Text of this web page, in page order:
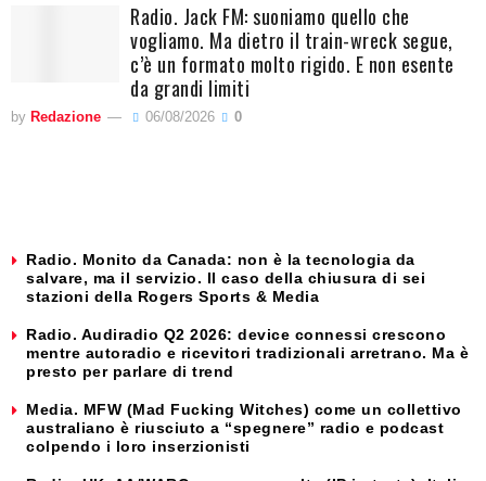
Radio. Jack FM: suoniamo quello che
vogliamo. Ma dietro il train-wreck segue,
c’è un formato molto rigido. E non esente
da grandi limiti
by Redazione 06/08/2026 0
Radio. Monito da Canada: non è la tecnologia da
salvare, ma il servizio. Il caso della chiusura di sei
stazioni della Rogers Sports & Media
Radio. Audiradio Q2 2026: device connessi crescono
mentre autoradio e ricevitori tradizionali arretrano. Ma è
presto per parlare di trend
Media. MFW (Mad Fucking Witches) come un collettivo
australiano è riusciuto a “spegnere” radio e podcast
colpendo i loro inserzionisti